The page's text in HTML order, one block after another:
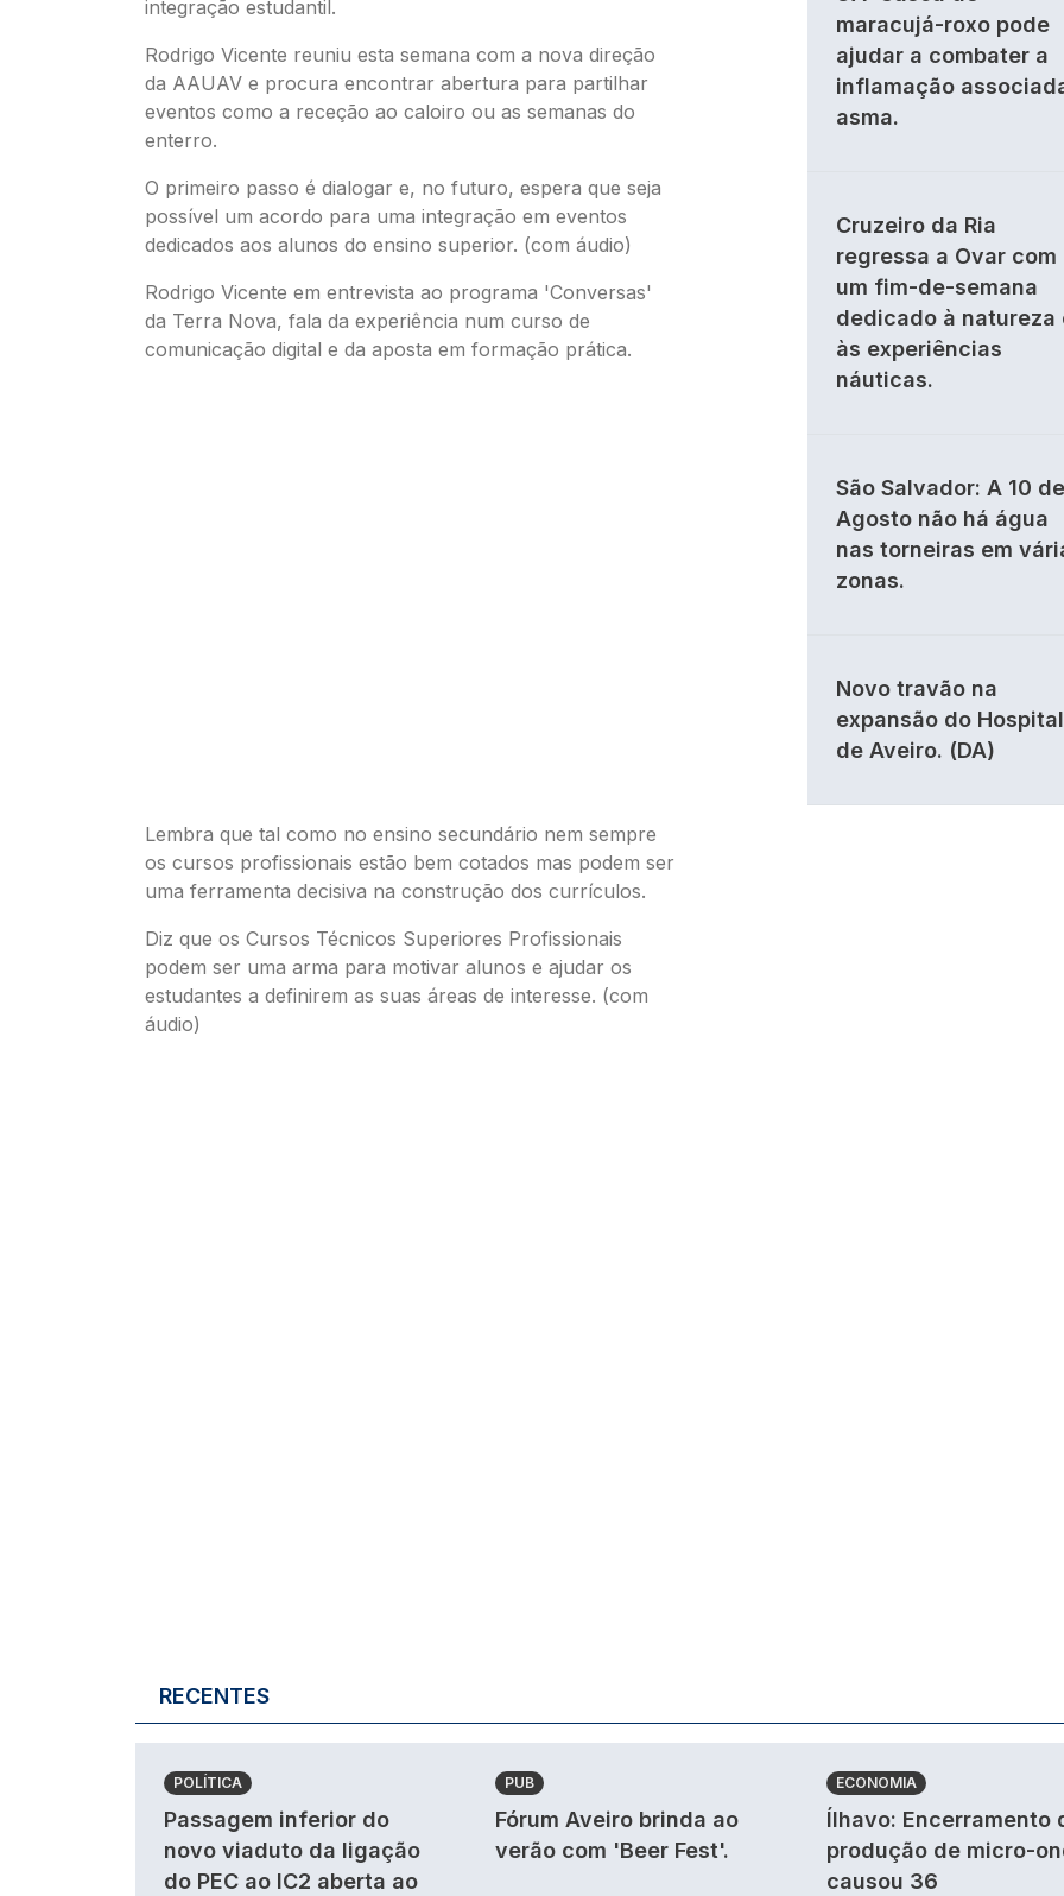
integração estudantil.
Rodrigo Vicente reuniu esta semana com a nova direção
da AAUAV e procura encontrar abertura para partilhar
eventos como a receção ao caloiro ou as semanas do
enterro.
O primeiro passo é dialogar e, no futuro, espera que seja
possível um acordo para uma integração em eventos
dedicados aos alunos do ensino superior. (com áudio)
Rodrigo Vicente em entrevista ao programa 'Conversas'
da Terra Nova, fala da experiência num curso de
comunicação digital e da aposta em formação prática.
Lembra que tal como no ensino secundário nem sempre
os cursos profissionais estão bem cotados mas podem ser
uma ferramenta decisiva na construção dos currículos.
Diz que os Cursos Técnicos Superiores Profissionais
podem ser uma arma para motivar alunos e ajudar os
estudantes a definirem as suas áreas de interesse. (com
áudio)
maracujá-roxo pode
ajudar a combater a
inflamação
asma.
Cruzeiro da Ria
regressa a Ovar com
um fim-de-semana
dedicado à natureza
às experiências
náuticas.
São Salvador: A 10 de
Agosto não há água
nas torneiras em
zonas.
Novo travão na
expansão do Hospital
de Aveiro. (DA)
RECENTES
POLÍTICA
Passagem inferior do
novo viaduto da ligação
do PEC ao IC2 aberta ao
PUB
Fórum Aveiro brinda ao
verão com 'Beer Fest'.
ECONOMIA
Ílhavo: Encerramento
produção de micro-
causou 36